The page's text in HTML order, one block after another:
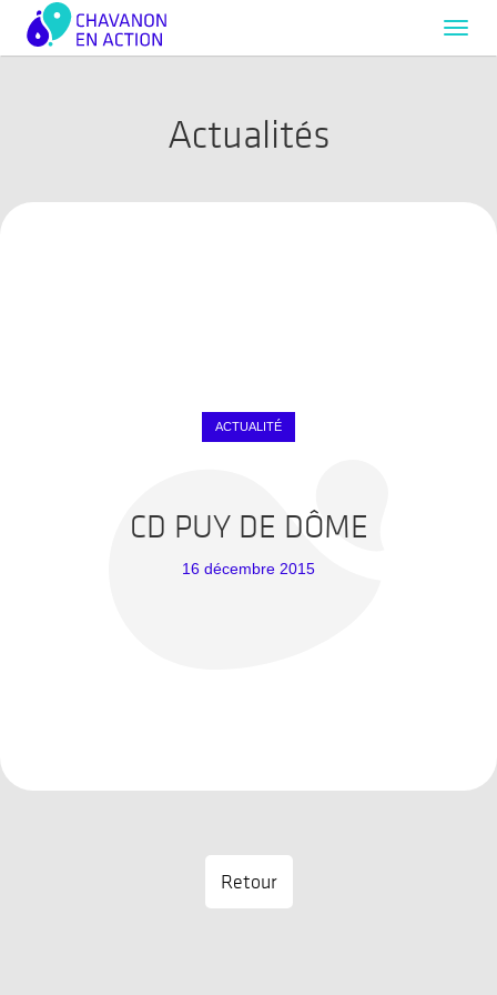
Actualités
ACTUALITÉ
CD PUY DE DÔME
16 décembre 2015
Retour